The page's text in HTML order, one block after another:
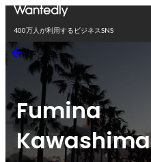
400万人が利用するビジネスSNS
Fumina
Kawashima